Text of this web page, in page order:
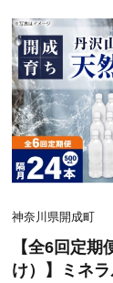
神奈川県開成町
【全6回定期
け）】ミネ